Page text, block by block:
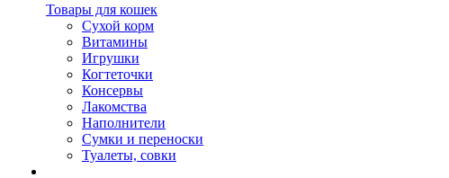
Товары для кошек
Cухой корм
Витамины
Игрушки
Когтеточки
Консервы
Лакомства
Наполнители
Сумки и переноски
Туалеты, совки